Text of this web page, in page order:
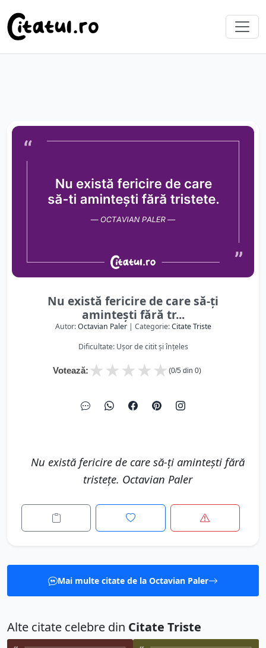
Nu există fericire de care să-ți
amintești fără tr...
Autor:Octavian Paler| Categorie:Citate Triste
Dificultate: Ușor de citit și înțeles
Votează: ★
★
★
★
★ (0/5 din 0)
Nu există fericire de care să-ți amintești fără
tristețe. Octavian Paler
Mai multe citate de la Octavian Paler
Alte citate celebre din Citate Triste